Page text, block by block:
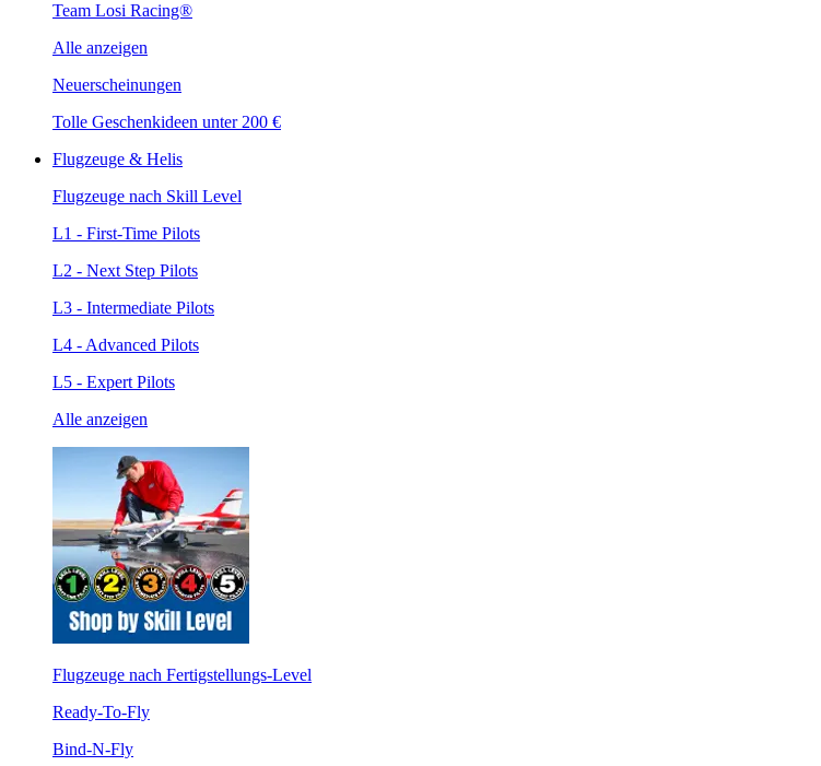
Team Losi Racing®
Alle anzeigen
Neuerscheinungen
Tolle Geschenkideen unter 200 €
Flugzeuge & Helis
Flugzeuge nach Skill Level
L1 - First-Time Pilots
L2 - Next Step Pilots
L3 - Intermediate Pilots
L4 - Advanced Pilots
L5 - Expert Pilots
Alle anzeigen
Flugzeuge nach Fertigstellungs-Level
Ready-To-Fly
Bind-N-Fly